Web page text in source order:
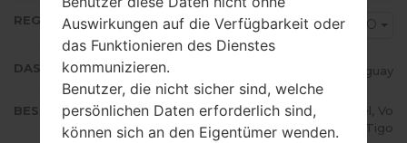
REGION UPO
DAS LAND Paraguay
BESCHREIBUNG
Personal, Claro, Movistar, Ancel, Vo
x, Tigo
Auswirkungen auf die Verfügbarkeit oder
das Funktionieren des Dienstes
kommunizieren.
Benutzer, die nicht sicher sind, welche
persönlichen Daten erforderlich sind,
können sich an den Eigentümer wenden.